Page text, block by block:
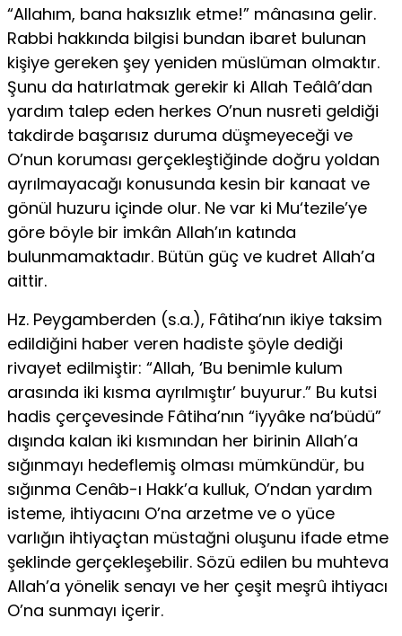
“Allahım, bana haksızlık etme!” mânasına gelir.
Rabbi hakkında bilgisi bun­dan ibaret bulunan
kişiye gereken şey yeniden müslüman olmaktır.
Şunu da hatırlatmak gerekir ki Allah Teâlâ’dan
yardım talep eden herkes O’nun nusreti geldiği
takdirde başarısız duruma düşmeyeceği ve
O’nun koruması gerçekleş­tiğinde doğru yoldan
ayrılmayacağı konusunda kesin bir kanaat ve
gönül hu­zuru içinde olur. Ne var ki Mu‘tezile’ye
göre böyle bir imkân Allah’ın katında
bulunmamaktadır. Bütün güç ve kudret Allah’a
aittir.
Hz. Peygamberden (s.a.), Fâtiha’nın ikiye taksim
edildiğini haber veren hadiste şöyle dediği
rivayet edilmiştir: “Allah, ‘Bu benimle kulum
arasında iki kısma ayrılmıştır’ buyurur.” Bu kutsi
hadis çerçevesinde Fâtiha’nın “iyyâke na’büdü”
dışında kalan iki kısmından her birinin Allah’a
sığınmayı hedeflemiş olması mümkündür, bu
sığınma Cenâb-ı Hakk’a kulluk, O’ndan yardım
isteme, ihtiyacını O’na arzetme ve o yüce
varlığın ihtiyaçtan müstağni oluşunu ifade etme
şeklinde gerçekleşebilir. Sözü edilen bu muhteva
Allah’a yönelik senayı ve her çeşit meşrû ihtiyacı
O’na sunmayı içerir.